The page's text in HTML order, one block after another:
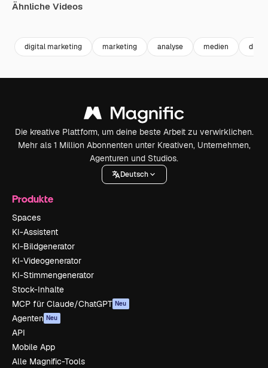
Ähnliche Videos
digital marketing marketing analyse medien
Die kreative Plattform, um deine beste Arbeit zu verwirklichen.
Mehr als 1 Million Abonnenten unter Kreativen, Unternehmen,
Agenturen und Studios.
Deutsch
Produkte
Spaces
KI-Assistent
KI-Bildgenerator
KI-Videogenerator
KI-Stimmengenerator
Stock-Inhalte
MCP für Claude/ChatGPT Neu
Agenten Neu
API
Mobile App
Alle Magnific-Tools